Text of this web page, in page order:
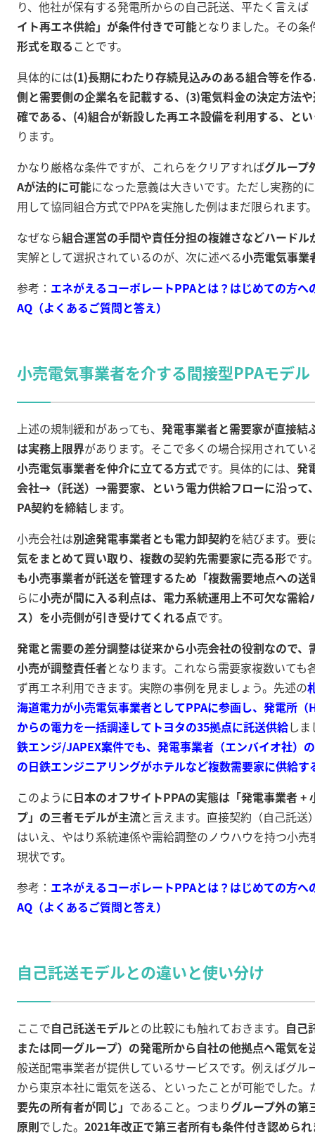
り、他社が保有する発電所からの自己託送、平たく言えば
イト再エネ供給」が条件付きで可能となりました。その条
形式を取ることです。
具体的には(1)長期にわたり存続見込みのある組合等を作
側と需要側の企業名を記載する、(3)電気料金の決定方法
確である、(4)組合が新設した再エネ設備を利用する、と
ります。
かなり厳格な条件ですが、これらをクリアすればグループ
Aが法的に可能になった意義は大きいです。ただし実務的
用して協同組合方式でPPAを実施した例はまだ限られます
なぜなら組合運営の手間や責任分担の複雑さなどハードル
実解として選択されているのが、次に述べる小売電気事業
参考： エネがえるコーポレートPPAとは？はじめての方へ
AQ（よくあるご質問と答え）
小売電気事業者を介する間接型PPAモデル
上述の規制緩和があっても、 発電事業者と需要家が直接結
は実務上限界があります。そこで多くの場合採用されてい
小売電気事業者を仲介に立てる方式です。具体的には、 発
会社→（託送）→需要家、という電力供給フローに沿って
PA契約を締結します。
小売会社は別途発電事業者とも電力卸契約を結びます。要
気をまとめて買い取り、複数の契約先需要家に売る形です
も小売事業者が託送を管理するため「複数需要地点への送
らに小売が間に入る利点は、電力系統運用上不可欠な需
ス）を小売側が引き受けてくれる点です。
発電と需要の差分調整は従来から小売会社の役割なので、
小売が調整責任者となります。これなら需要家複数いても
ず再エネ利用できます。実際の事例を見ましょう。先述の
海道電力が小売電気事業者としてPPAに参画し、発電所（
からの電力を一括調達してトヨタの35拠点に託送供給し
鉄エンジ/JAPEX案件でも、発電事業者（エンバイオ社）
の日鉄エンジニアリングがホテルなど複数需要家に供給す
このように日本のオフサイトPPAの実態は「発電事業者 +
プ」の三者モデルが主流と言えます。直接契約（自己託
はいえ、やはり系統連係や需給調整のノウハウを持つ小
現状です。
参考： エネがえるコーポレートPPAとは？はじめての方へ
AQ（よくあるご質問と答え）
自己託送モデルとの違いと使い分け
ここで自己託送モデルとの比較にも触れておきます。 自己
または同一グループ）の発電所から自社の他拠点へ電気を
般送配電事業者が提供しているサービスです。例えばグル
から東京本社に電気を送る、といったことが可能でした。
要先の所有者が同じ」 であること。つまりグループ外の第
原則でした。 2021年改正で第三者所有も条件付き認めら